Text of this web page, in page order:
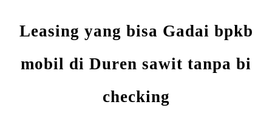
Leasing yang bisa Gadai bpkb
mobil di Duren sawit tanpa bi
checking